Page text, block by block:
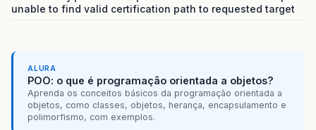
unable to find valid certification path to requested target
ALURA
POO: o que é programação orientada a objetos?
Aprenda os conceitos básicos da programação orientada a
objetos, como classes, objetos, herança, encapsulamento e
polimorfismo, com exemplos.